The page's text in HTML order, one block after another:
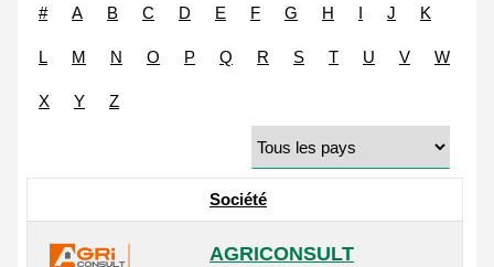
# A B C D E F G H I J K
L M N O P Q R S T U V W
X Y Z
Société
AGRICONSULT